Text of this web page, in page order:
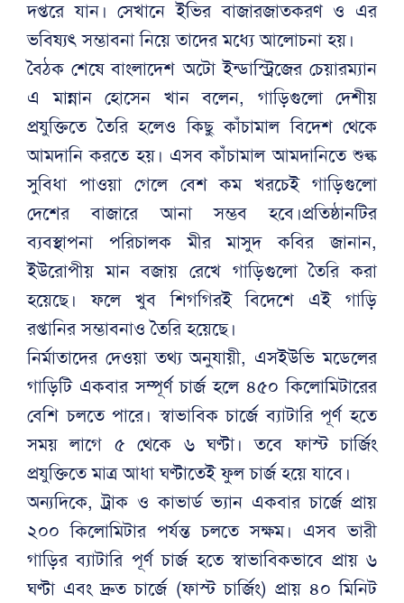
দপ্তরে যান। সেখানে ইভির বাজারজাতকরণ ও এর
ভবিষ্যৎ সম্ভাবনা নিয়ে তাদের মধ্যে আলোচনা হয়।
বৈঠক শেষে বাংলাদেশ অটো ইন্ডাস্ট্রিজের চেয়ারম্যান
এ মান্নান হোসেন খান বলেন, গাড়িগুলো দেশীয়
প্রযুক্তিতে তৈরি হলেও কিছু কাঁচামাল বিদেশ থেকে
আমদানি করতে হয়। এসব কাঁচামাল আমদানিতে শুল্ক
সুবিধা পাওয়া গেলে বেশ কম খরচেই গাড়িগুলো
দেশের বাজারে আনা সম্ভব হবে।প্রতিষ্ঠানটির
ব্যবস্থাপনা পরিচালক মীর মাসুদ কবির জানান,
ইউরোপীয় মান বজায় রেখে গাড়িগুলো তৈরি করা
হয়েছে। ফলে খুব শিগগিরই বিদেশে এই গাড়ি
রপ্তানির সম্ভাবনাও তৈরি হয়েছে।
নির্মাতাদের দেওয়া তথ্য অনুযায়ী, এসইউভি মডেলের
গাড়িটি একবার সম্পূর্ণ চার্জ হলে ৪৫০ কিলোমিটারের
বেশি চলতে পারে। স্বাভাবিক চার্জে ব্যাটারি পূর্ণ হতে
সময় লাগে ৫ থেকে ৬ ঘণ্টা। তবে ফাস্ট চার্জিং
প্রযুক্তিতে মাত্র আধা ঘণ্টাতেই ফুল চার্জ হয়ে যাবে।
অন্যদিকে, ট্রাক ও কাভার্ড ভ্যান একবার চার্জে প্রায়
২০০ কিলোমিটার পর্যন্ত চলতে সক্ষম। এসব ভারী
গাড়ির ব্যাটারি পূর্ণ চার্জ হতে স্বাভাবিকভাবে প্রায় ৬
ঘণ্টা এবং দ্রুত চার্জে (ফাস্ট চার্জিং) প্রায় ৪০ মিনিট